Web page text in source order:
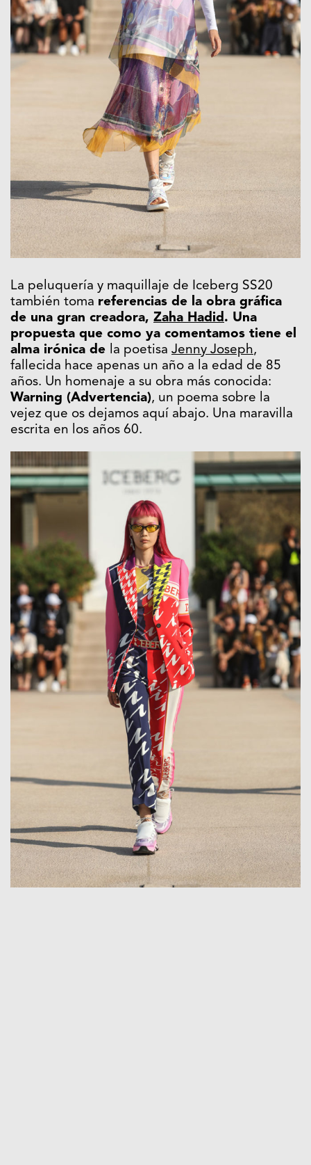
La peluquería y maquillaje de Iceberg SS20
también toma referencias de la obra gráfica
de una gran creadora, Zaha Hadid. Una
propuesta que como ya comentamos tiene el
alma irónica de la poetisa Jenny Joseph,
fallecida hace apenas un año a la edad de 85
años. Un homenaje a su obra más conocida:
Warning (Advertencia), un poema sobre la
vejez que os dejamos aquí abajo. Una maravilla
escrita en los años 60.